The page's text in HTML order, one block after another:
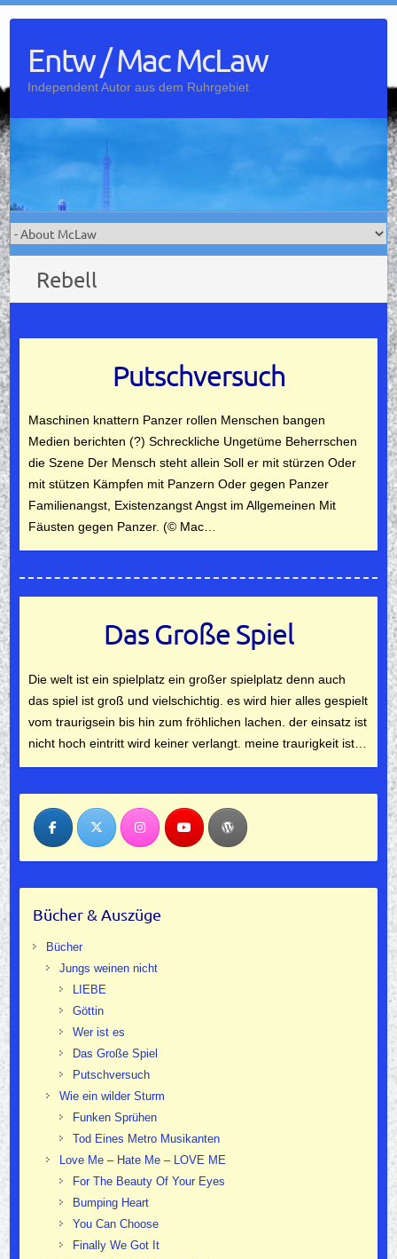
contentEntw / Mac McLaw
Independent Autor aus dem Ruhrgebiet
Rebell
Putschversuch
Maschinen knattern Panzer rollen Menschen bangen
Medien berichten (?) Schreckliche Ungetüme Beherrschen
die Szene Der Mensch steht allein Soll er mit stürzen Oder
mit stützen Kämpfen mit Panzern Oder gegen Panzer
Familienangst, Existenzangst Angst im Allgemeinen Mit
Fäusten gegen Panzer. (© Mac…
Das Große Spiel
Die welt ist ein spielplatz ein großer spielplatz denn auch
das spiel ist groß und vielschichtig. es wird hier alles gespielt
vom traurigsein bis hin zum fröhlichen lachen. der einsatz ist
nicht hoch eintritt wird keiner verlangt. meine traurigkeit ist…
Bücher & Auszüge
Bücher
Jungs weinen nicht
LIEBE
Göttin
Wer ist es
Das Große Spiel
Putschversuch
Wie ein wilder Sturm
Funken Sprühen
Tod Eines Metro Musikanten
Love Me – Hate Me – LOVE ME
For The Beauty Of Your Eyes
Bumping Heart
You Can Choose
Finally We Got It